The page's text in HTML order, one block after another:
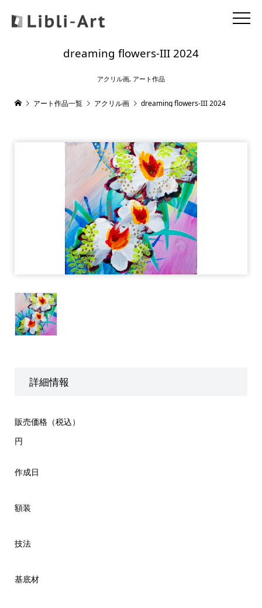
dreaming flowers-III 2024
アクリル画, アート作品
アート作品一覧 アクリル画 dreaming flowers-III 2024
詳細情報
販売価格（税込）
円
作成日
額装
技法
基底材